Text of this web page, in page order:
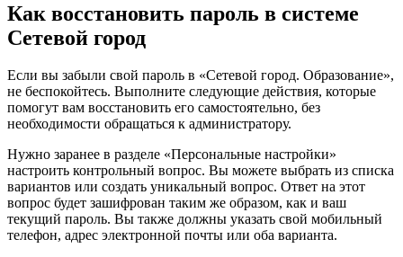
Как восстановить пароль в системе
Сетевой город
Если вы забыли свой пароль в «Сетевой город. Образование»,
не беспокойтесь. Выполните следующие действия, которые
помогут вам восстановить его самостоятельно, без
необходимости обращаться к администратору.
Нужно заранее в разделе «Персональные настройки»
настроить контрольный вопрос. Вы можете выбрать из списка
вариантов или создать уникальный вопрос. Ответ на этот
вопрос будет зашифрован таким же образом, как и ваш
текущий пароль. Вы также должны указать свой мобильный
телефон, адрес электронной почты или оба варианта.